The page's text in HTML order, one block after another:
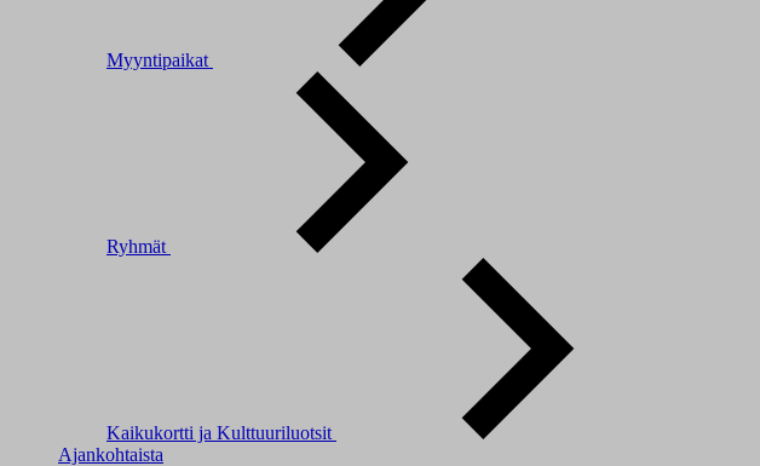
Myyntipaikat
Ryhmät
Kaikukortti ja Kulttuuriluotsit
Ajankohtaista